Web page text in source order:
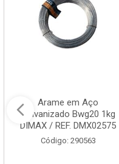
Arame em Aço
Galvanizado Bwg20 1kg
DIMAX / REF. DMX02575
Código: 290563